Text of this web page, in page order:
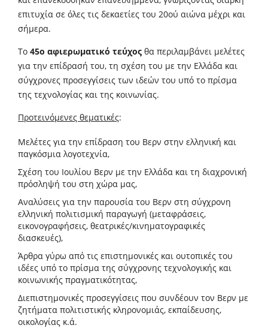
επιτυχία σε όλες τις δεκαετίες του 20ού αιώνα μέχρι και
σήμερα.
Το 45ο αφιερωματικό τεύχος θα περιλαμβάνει μελέτες
για την επίδρασή του, τη σχέση του με την Ελλάδα και
σύγχρονες προσεγγίσεις των ιδεών του υπό το πρίσμα
της τεχνολογίας και της κοινωνίας.
Προτεινόμενες θεματικές:
Μελέτες για την επίδραση του Βερν στην ελληνική και
παγκόσμια λογοτεχνία,
Σχέση του Ιουλίου Βερν με την Ελλάδα και τη διαχρονική
πρόσληψή του στη χώρα μας,
Αναλύσεις για την παρουσία του Βερν στη σύγχρονη
ελληνική πολιτισμική παραγωγή (μεταφράσεις,
εικονογραφήσεις, θεατρικές/κινηματογραφικές
διασκευές),
Άρθρα γύρω από τις επιστημονικές και ουτοπικές του
ιδέες υπό το πρίσμα της σύγχρονης τεχνολογικής και
κοινωνικής πραγματικότητας,
Διεπιστημονικές προσεγγίσεις που συνδέουν τον Βερν με
ζητήματα πολιτιστικής κληρονομιάς, εκπαίδευσης,
οικολογίας κ.ά.